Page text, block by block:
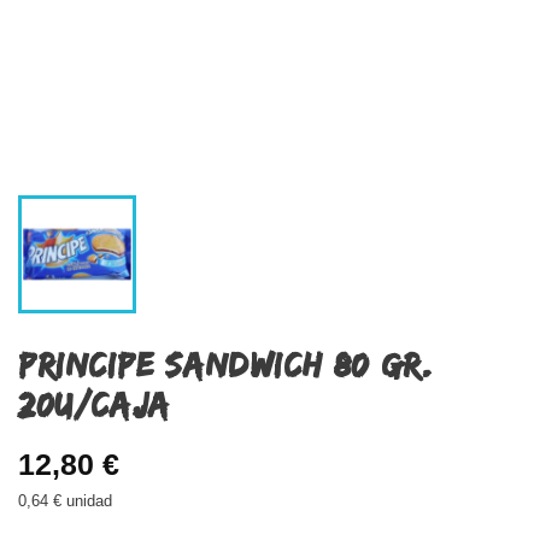
PRINCIPE SANDWICH 80 GR.
20U/CAJA
12,80 €
0,64 € unidad